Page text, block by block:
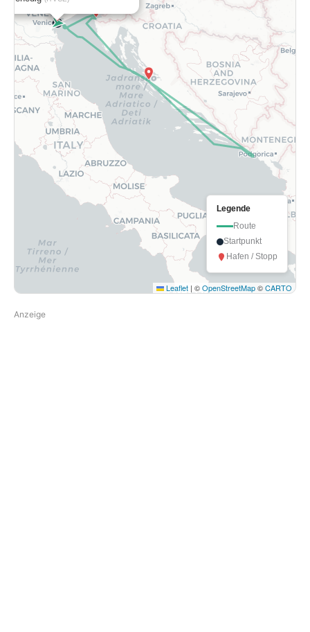
Leaflet | ©OpenStreetMap©CARTO
Legende
Route
Startpunkt
Hafen / Stopp
Anzeige